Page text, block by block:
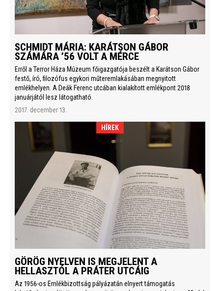
SCHMIDT MÁRIA: KARÁTSON GÁBOR
SZÁMÁRA ’56 VOLT A MÉRCE
Erről a Terror Háza Múzeum főigazgatója beszélt a Karátson Gábor
festő, író, filozófus egykori műteremlakásában megnyitott
emlékhelyen. A Deák Ferenc utcában kialakított emlékpont 2018
januárjától lesz látogatható.
2017. december 13.
HÍREK
GÖRÖG NYELVEN IS MEGJELENT A
HELLASZTÓL A PRÁTER UTCÁIG
Az 1956-os Emlékbizottság pályázatán elnyert támogatás